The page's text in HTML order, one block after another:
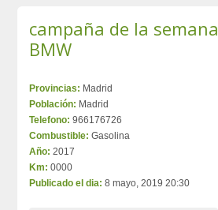
campaña de la semana
BMW
Provincias: Madrid
Población: Madrid
Telefono: 966176726
Combustible: Gasolina
Año: 2017
Km: 0000
Publicado el dia: 8 mayo, 2019 20:30